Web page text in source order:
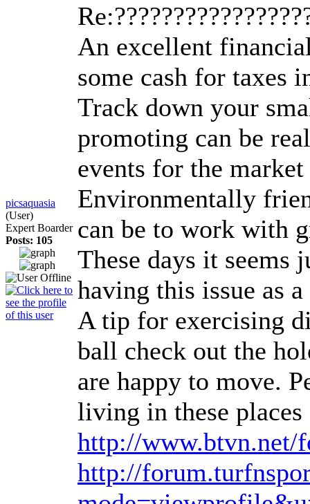
picsaquasia
(User)
Expert Boarder
Posts: 105
An excellent
some cash for taxes
Track down your
promoting can be
events for the
Environmentally
can be to work with
These days it
having this issue as
A tip for exercising
ball check out the
are happy to move.
living in these
http://www.btvn.net/
http://